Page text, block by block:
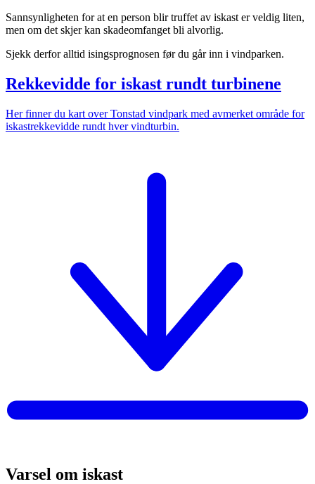
Sannsynligheten for at en person blir truffet av iskast er veldig liten,
men om det skjer kan skadeomfanget bli alvorlig.
Sjekk derfor alltid isingsprognosen før du går inn i vindparken.
Rekkevidde for iskast rundt turbinene
Her finner du kart over Tonstad vindpark med avmerket område for
iskastrekkevidde rundt hver vindturbin.
Varsel om iskast